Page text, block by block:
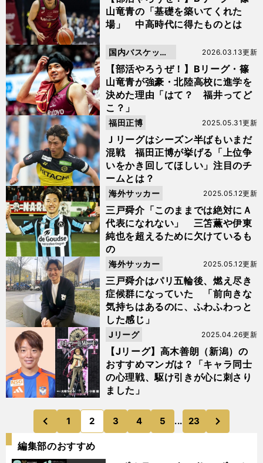
山竜青の「基礎を築いてくれた
場」 中高時代に得たものとは
【部活やろうぜ！】Bリーグ・篠
山竜青が強豪・北陸高校に進学を
決めた理由「はて？ 福井ってど
こ？」
2026.03.13更新
国内バスケット
ボール
Ｊリーグはシーズン半ばもいまだ
混戦 福田正博が挙げる「上位争
いをかき回してほしい」注目のチ
ームとは？
2025.05.31更新
福田正博
三戸舜介「このままでは絶対にＡ
代表になれない」 三笘薫や伊東
純也を超えるために欠けているも
の
2025.05.12更新
海外サッカー
三戸舜介はパリ五輪後、燃え尽き
症候群になっていた 「前向きな
気持ちはあるのに、ふわふわっと
した感じ」
2025.05.12更新
海外サッカー
【Jリーグ】高木善朗（新潟）の
おすすめマンガは？「キャラ同士
の心理戦、駆け引きが心に刺さり
ました」
2025.04.26更新
Jリーグ
前
のページへ
1 2 3 4 5 ... 23
編集部のおすすめ